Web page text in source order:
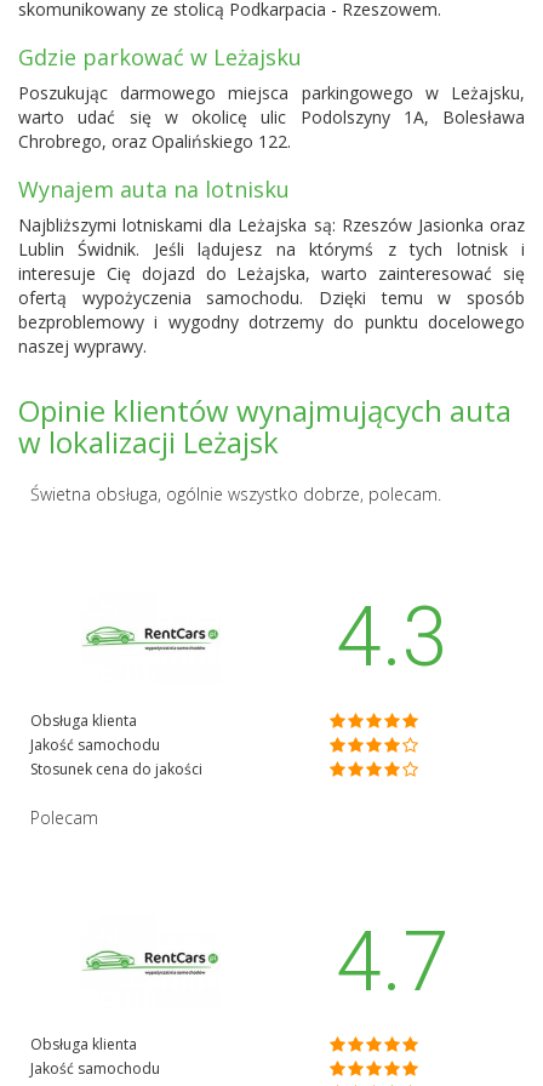
skomunikowany ze stolicą Podkarpacia - Rzeszowem.
Gdzie parkować w Leżajsku
Poszukując darmowego miejsca parkingowego w Leżajsku,
warto udać się w okolicę ulic Podolszyny 1A, Bolesława
Chrobrego, oraz Opalińskiego 122.
Wynajem auta na lotnisku
Najbliższymi lotniskami dla Leżajska są: Rzeszów Jasionka oraz
Lublin Świdnik. Jeśli lądujesz na którymś z tych lotnisk i
interesuje Cię dojazd do Leżajska, warto zainteresować się
ofertą wypożyczenia samochodu. Dzięki temu w sposób
bezproblemowy i wygodny dotrzemy do punktu docelowego
naszej wyprawy.
Opinie klientów wynajmujących auta
w lokalizacji Leżajsk
Świetna obsługa, ogólnie wszystko dobrze, polecam.
4.3
Obsługa klienta
Jakość samochodu
Stosunek cena do jakości
Polecam
4.7
Obsługa klienta
Jakość samochodu